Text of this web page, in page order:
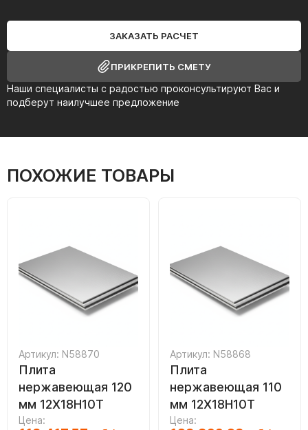
Наши специалисты с радостью проконсультируют Вас и
подберут наилучшее предложение
ЗАКАЗАТЬ РАСЧЕТ
ПРИКРЕПИТЬ СМЕТУ
ПОХОЖИЕ ТОВАРЫ
Артикул: N58870
Плита
нержавеющая 120
мм 12Х18Н10Т
Цена:
Артикул: N58868
Плита
нержавеющая 110
мм 12Х18Н10Т
Цена: